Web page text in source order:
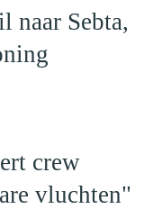
Sebta,
crew
vluchten"